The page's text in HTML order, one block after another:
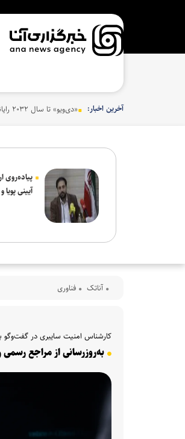
آخرین اخبار: شرکت EVgo نصب سوپرشارژرهای نسل چهارم تسلا را در آمریکا آغاز می‌کند
پیاده‌روی
آیینی پویا و بی‌کارگردان
آناتک فناوری
کارشناس امنیت سایبری در گفت‌وگو
به‌روزرسانی از مراجع رسمی